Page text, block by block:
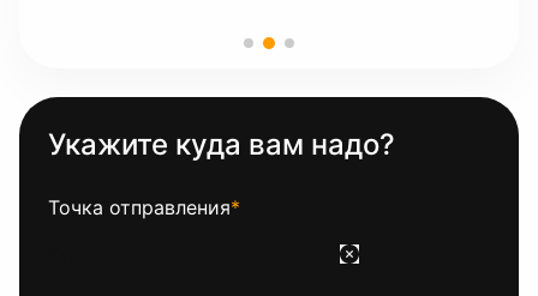
Укажите куда вам надо?
Точка отправления*